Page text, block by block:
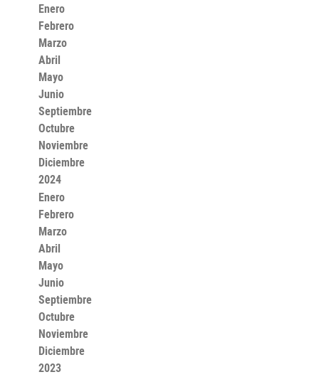
Enero
Febrero
Marzo
Abril
Mayo
Junio
Septiembre
Octubre
Noviembre
Diciembre
2024
Enero
Febrero
Marzo
Abril
Mayo
Junio
Septiembre
Octubre
Noviembre
Diciembre
2023